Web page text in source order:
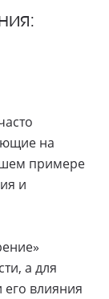
на
примере
и
а для
влияния